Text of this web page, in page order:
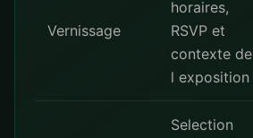
Vernissage
horaires,
RSVP et
contexte de
l exposition
Selection